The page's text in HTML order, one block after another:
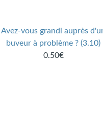
Avez-vous grandi auprès
buveur à problème ? (3.10)
0.50€